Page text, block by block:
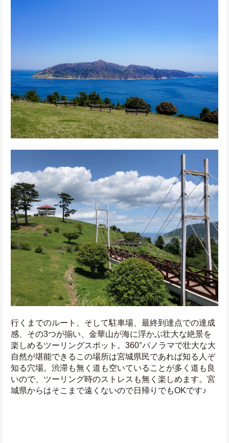
行くまでのルート、そして駐車場、最終到達点での達成
感、その3つが揃い、金華山が海に浮かぶ壮大な絶景を
楽しめるツーリングスポット。360°パノラマで壮大な大
自然が堪能できるこの場所は宮城県民であれば知る人ぞ
知る穴場。渋滞も無く道も空いていることが多く道も良
いので、ツーリング時のストレスも無く楽しめます。宮
城県からはそこまで遠くないので日帰りでもOKです♪